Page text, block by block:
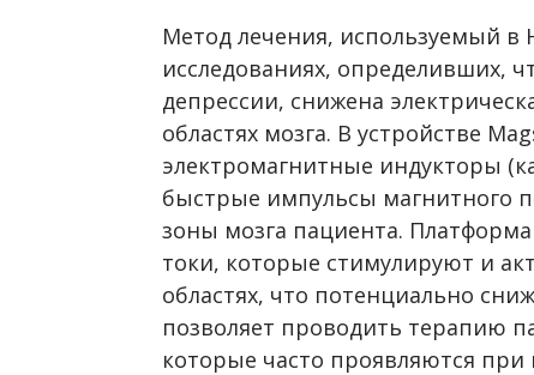
Метод лечения, используемый в
исследованиях, определивших,
депрессии, снижена
областях мозга. В устройстве
электромагнитные индукторы
быстрые импульсы магнитного
зоны мозга пациента.
токи, которые стимулируют и
областях, что потенциально
позволяет проводить терапию
которые часто проявляются